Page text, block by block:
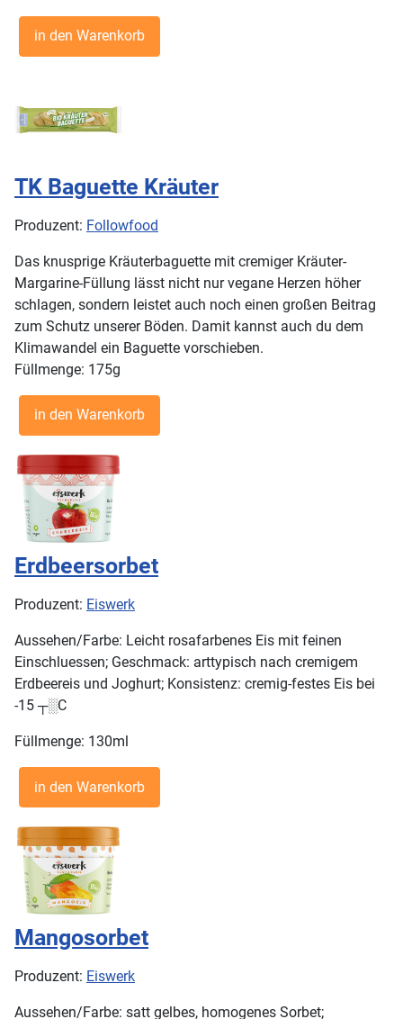
TK Baguette Kräuter
Produzent: Followfood
Das knusprige Kräuterbaguette mit cremiger Kräuter-
Margarine-Füllung lässt nicht nur vegane Herzen höher
schlagen, sondern leistet auch noch einen großen Beitrag
zum Schutz unserer Böden. Damit kannst auch du dem
Klimawandel ein Baguette vorschieben.
Füllmenge: 175g
Erdbeersorbet
Produzent: Eiswerk
Aussehen/Farbe: Leicht rosafarbenes Eis mit feinen
Einschluessen; Geschmack: arttypisch nach cremigem
Erdbeereis und Joghurt; Konsistenz: cremig-festes Eis bei
-15 ┬░C
Füllmenge: 130ml
Mangosorbet
Produzent: Eiswerk
Aussehen/Farbe: satt gelbes, homogenes Sorbet;